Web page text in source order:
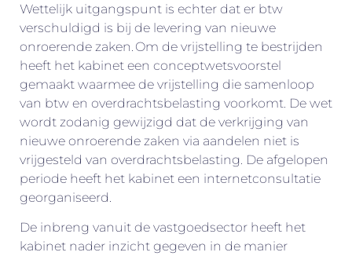
Wettelijk uitgangspunt is echter dat er btw
verschuldigd is bij de levering van nieuwe
onroerende zaken. Om de vrijstelling te bestrijden
heeft het kabinet een conceptwetsvoorstel
gemaakt waarmee de vrijstelling die samenloop
van btw en overdrachtsbelasting voorkomt. De wet
wordt zodanig gewijzigd dat de verkrijging van
nieuwe onroerende zaken via aandelen niet is
vrijgesteld van overdrachtsbelasting. De afgelopen
periode heeft het kabinet een internetconsultatie
georganiseerd.
De inbreng vanuit de vastgoedsector heeft het
kabinet nader inzicht gegeven in de manier